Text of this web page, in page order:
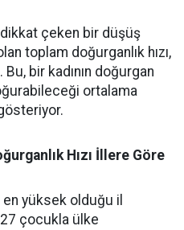
dikkat çeken bir düşüş
toplam doğurganlık hızı,
bir kadının doğurgan
ortalama
gösteriyor.
Hızı İllere Göre
en yüksek olduğu il
çocukla ülke